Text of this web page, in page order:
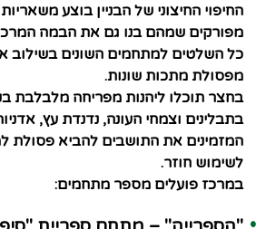
החיפוי החיצוני של הבניין בוצע
מפורקים שמהם בנו גם את הבמה
כל השלטים למתחמים השונים בשילוב
מפסולת מתכות שונות.
בחצר תוכלו ליהנות מפריחה מלבלבת
בתבלינים וצמחי העונה, נדנדת עץ,
המזמינים את התושבים להביא פסולת
לשימוש חוזר.
במרכז פועלים מספר מתחמים: